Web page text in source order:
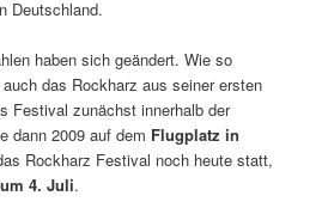
Deutschland.
haben sich geändert. Wie so
das Rockharz aus seiner ersten
Festival zunächst innerhalb der
dann 2009 auf dem Flugplatz in
Rockharz Festival noch heute statt,
4. Juli.